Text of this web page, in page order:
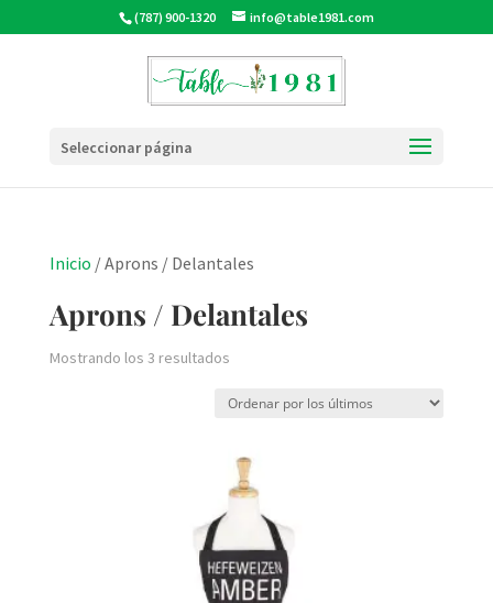
(787) 900-1320 info@table1981.com
Seleccionar página
Inicio / Aprons / Delantales
Aprons / Delantales
Mostrando los 3 resultadosOrdenado